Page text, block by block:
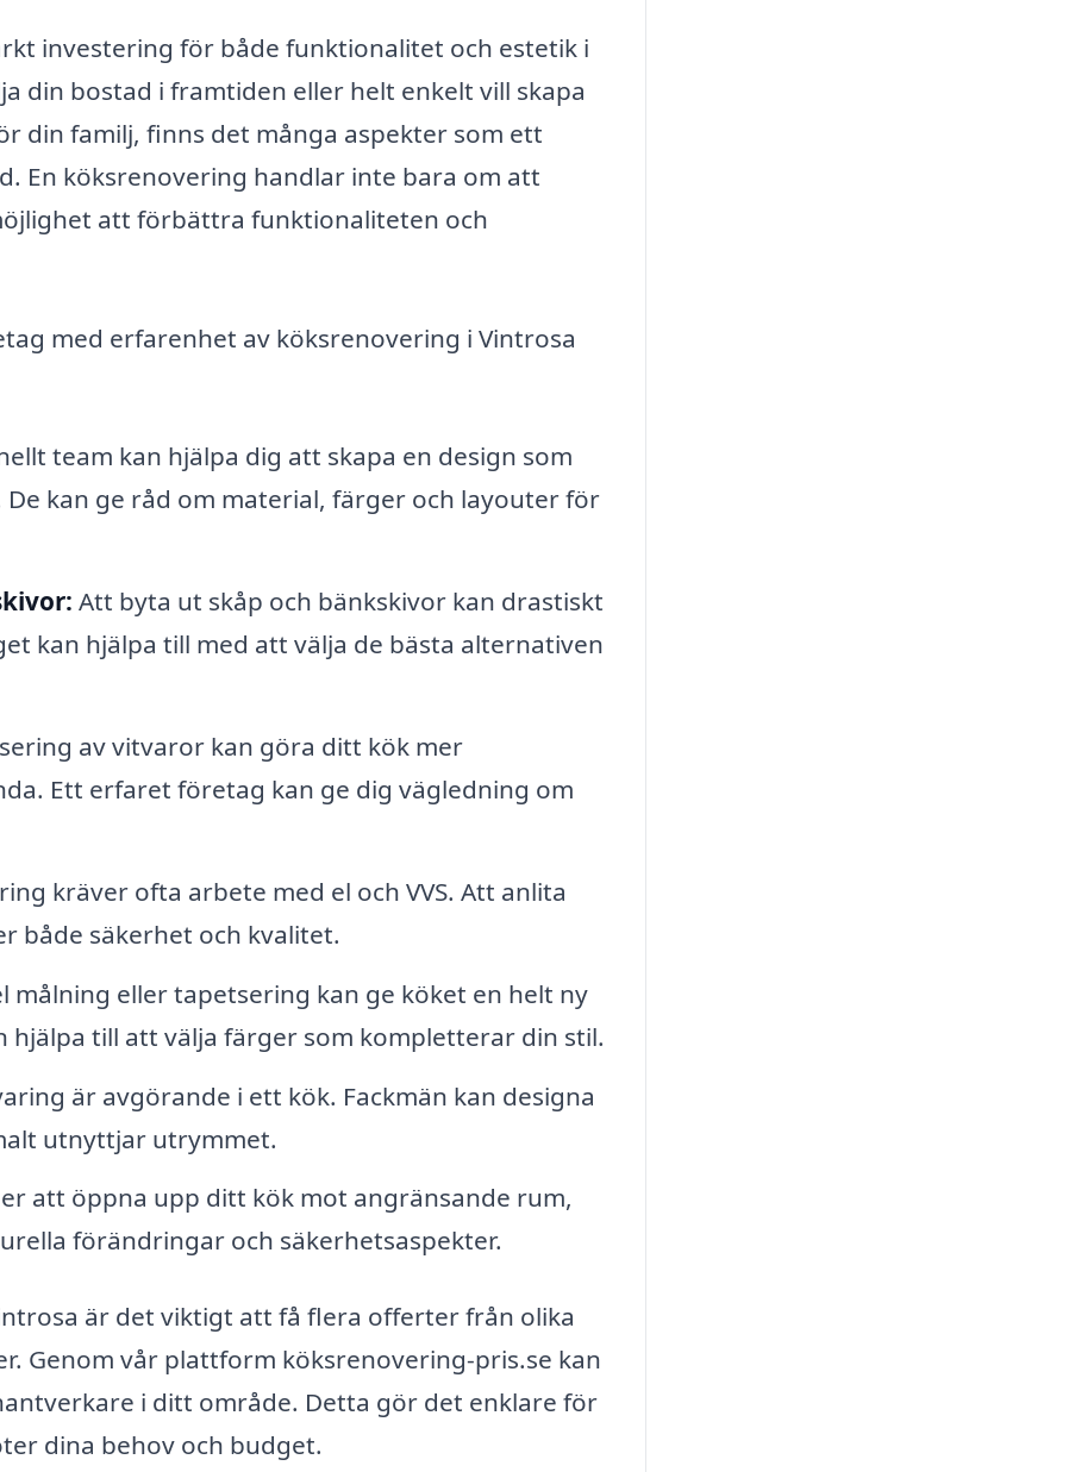
investering för både funktionalitet och estetik i
din bostad i framtiden eller helt enkelt vill skapa
din familj, finns det många aspekter som ett
En köksrenovering handlar inte bara om att
att förbättra funktionaliteten och
med erfarenhet av köksrenovering i Vintrosa
team kan hjälpa dig att skapa en design som
kan ge råd om material, färger och layouter för
Att byta ut skåp och bänkskivor kan drastiskt
kan hjälpa till med att välja de bästa alternativen
av vitvaror kan göra ditt kök mer
Ett erfaret företag kan ge dig vägledning om
kräver ofta arbete med el och VVS. Att anlita
både säkerhet och kvalitet.
målning eller tapetsering kan ge köket en helt ny
hjälpa till att välja färger som kompletterar din stil.
är avgörande i ett kök. Fackmän kan designa
utnyttjar utrymmet.
att öppna upp ditt kök mot angränsande rum,
förändringar och säkerhetsaspekter.
är det viktigt att få flera offerter från olika
Genom vår plattform köksrenovering-pris.se kan
i ditt område. Detta gör det enklare för
dina behov och budget.